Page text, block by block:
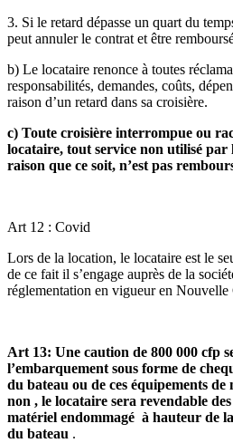
3. Si le retard dépasse un quart du
peut annuler le contrat et être
b) Le locataire renonce à toutes
responsabilités, demandes, coûts,
raison d’un retard dans sa croisière.
c) Toute croisière interrompue ou
locataire, tout service non utilisé
raison que ce soit, n’est pas
Art 12 : Covid
Lors de la location, le locataire est le
de ce fait il s’engage auprès de la
réglementation en vigueur en Nouvelle
Art 13: Une caution de 800 000 cfp
l’embarquement sous forme de
du bateau ou de ces équipements
non , le locataire sera revendable
matériel endommagé à hauteur de
du bateau .